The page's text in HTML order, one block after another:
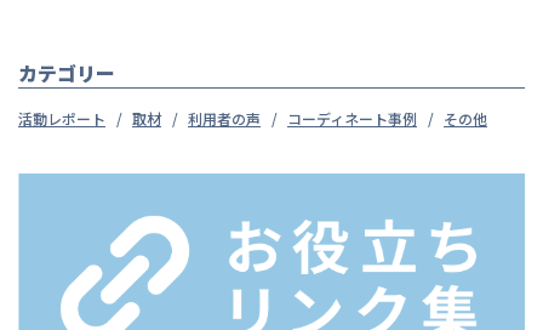
カテゴリー
活動レポート 取材 利用者の声 コーディネート事例 その他